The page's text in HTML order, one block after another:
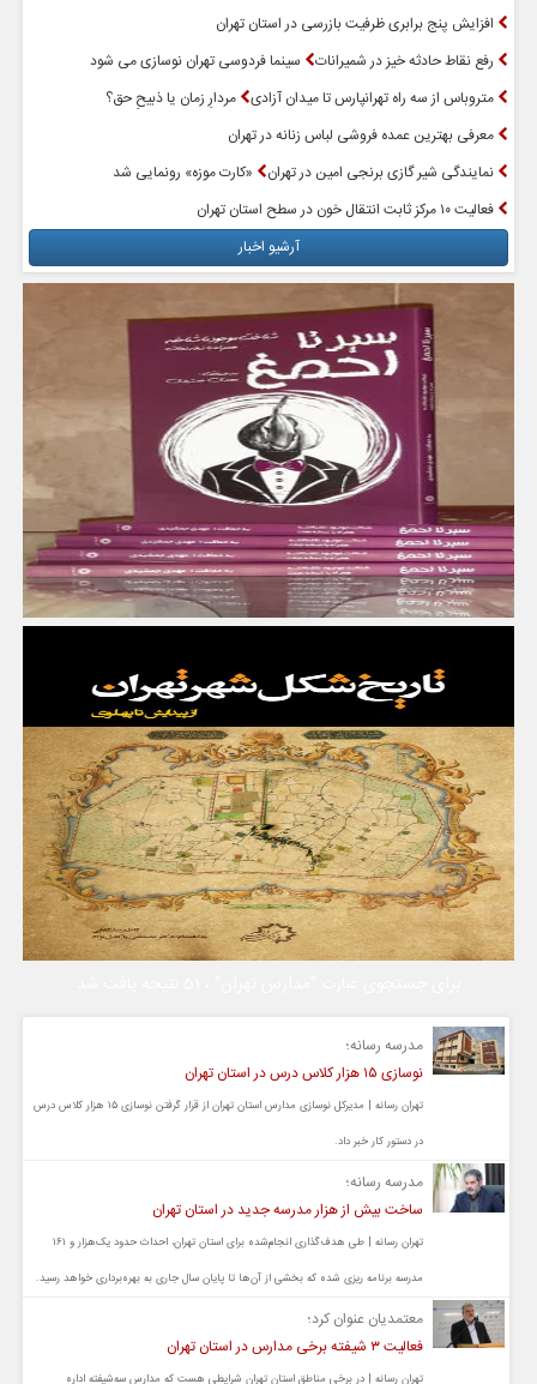
افزایش پنج برابری ظرفیت بازرسی در استان تهران
رفع نقاط حادثه خیز در شمیرانات
سینما فردوسی تهران نوسازی می شود
متروباس از سه راه تهرانپارس تا میدان آزادی مردارِ زمان یا ذبیحِ حق؟
معرفی بهترین عمده فروشی لباس زنانه در تهران
نمایندگی شیر گازی برنجی امین در تهران
«کارت موزه» رونمایی شد
فعالیت ۱۰ مرکز ثابت انتقال خون در سطح استان تهران
آرشیو اخبار
مدرسه رسانه؛
نوسازی ۱۵ هزار کلاس درس در استان تهران
تهران رسانه | مدیرکل نوسازی مدارس استان تهران از قرار گرفتن نوسازی ۱۵ هزار کلاس درس
در دستور کار خبر داد.
مدرسه رسانه؛
ساخت بیش از هزار مدرسه جدید در استان تهران
تهران رسانه | طی هدف‌گذاری انجام‌شده برای استان تهران، احداث حدود یک‌هزار و ۱۶۱
مدرسه برنامه ریزی شده که بخشی از آن‌ها تا پایان سال جاری به بهره‌برداری خواهد رسید.
معتمدیان عنوان کرد؛
فعالیت ۳ شیفته برخی مدارس در استان تهران
تهران رسانه | در برخی مناطق استان تهران شرایطی هست که مدارس سه‌شیفته اداره